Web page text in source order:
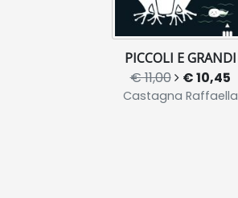
PICCOLI E GRANDI
€ 11,00 € 10,45
Castagna Raffaella